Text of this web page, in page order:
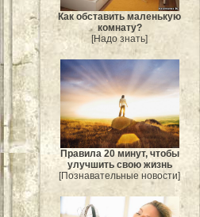
Как обставить маленькую
комнату?
[Надо знать]
Правила 20 минут, чтобы
улучшить свою жизнь
[Познавательные новости]